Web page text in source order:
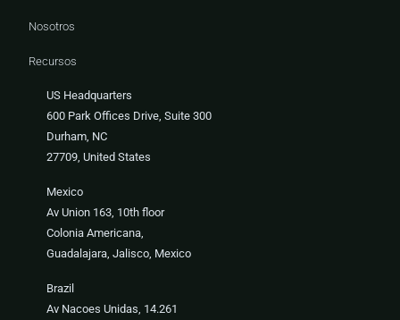
Nosotros
Recursos
US Headquarters
600 Park Offices Drive, Suite 300
Durham, NC
27709, United States
Mexico
Av Union 163, 10th floor
Colonia Americana,
Guadalajara, Jalisco, Mexico
Brazil
Av Nacoes Unidas, 14.261